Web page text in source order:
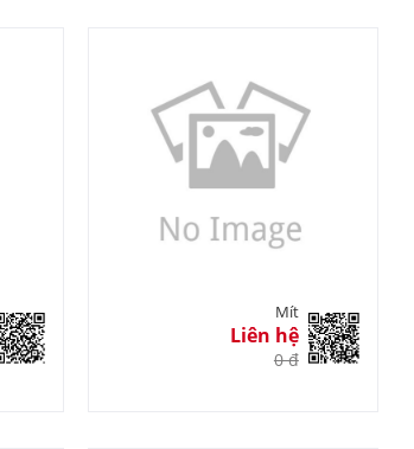
Mít
Liên hệ
0 đ